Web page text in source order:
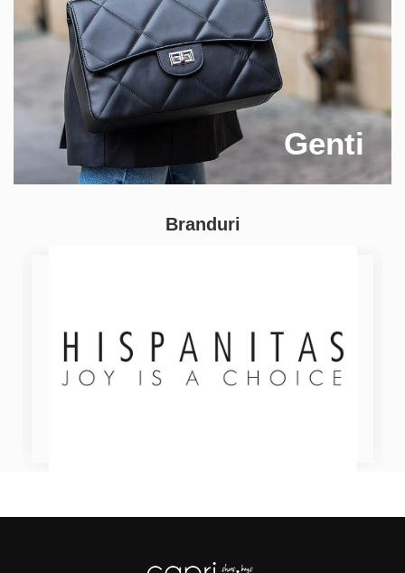
Genti
Branduri